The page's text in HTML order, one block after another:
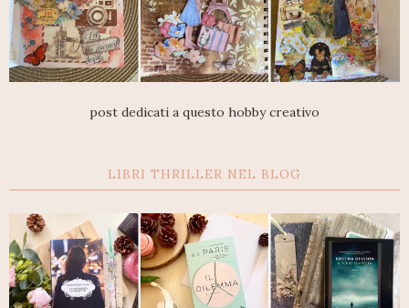
post dedicati a questo hobby creativo
LIBRI THRILLER NEL BLOG